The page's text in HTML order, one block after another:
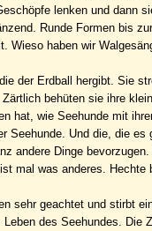
lenken und dann
Runde Formen bis
Wieso haben wir
der Erdball hergibt. Sie
behüten sie ihre
hat, wie Seehunde mit
Seehunde. Und die, die
andere Dinge
mal was anderes.
sehr geachtet und stirbt
des Seehundes. Die